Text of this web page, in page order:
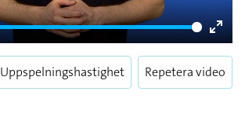
Enter
Uppspelningshastighet Repetera video